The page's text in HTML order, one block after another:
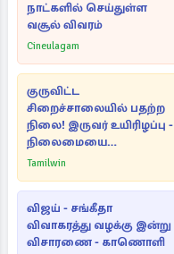
நாட்களில் செய்துள்ள
வசூல் விவரம்
Cineulagam
குருவிட்ட
சிறைச்சாலையில் பதற்ற
நிலை! இருவர் உயிரிழப்பு -
நிலைமையை
கட்டுப்படுத்த பொலிஸார்
Tamilwin
விஜய் - சங்கீதா
விவாகரத்து வழக்கு இன்று
விசாரணை - காணொளி